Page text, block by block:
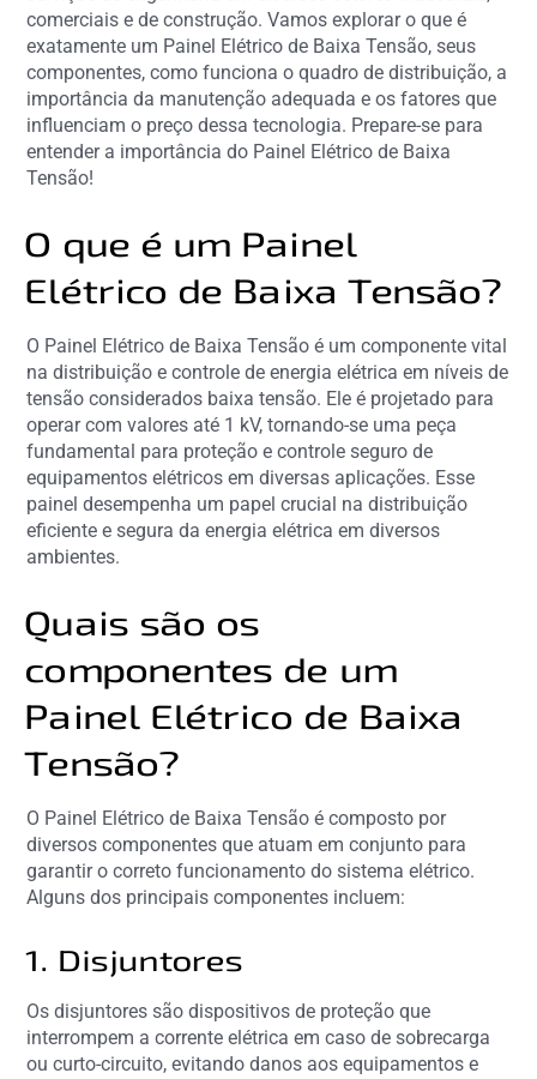
comerciais e de construção. Vamos explorar o que é
exatamente um Painel Elétrico de Baixa Tensão, seus
componentes, como funciona o quadro de distribuição, a
importância da manutenção adequada e os fatores que
influenciam o preço dessa tecnologia. Prepare-se para
entender a importância do Painel Elétrico de Baixa
Tensão!
O que é um Painel
Elétrico de Baixa Tensão?
O Painel Elétrico de Baixa Tensão é um componente vital
na distribuição e controle de energia elétrica em níveis de
tensão considerados baixa tensão. Ele é projetado para
operar com valores até 1 kV, tornando-se uma peça
fundamental para proteção e controle seguro de
equipamentos elétricos em diversas aplicações. Esse
painel desempenha um papel crucial na distribuição
eficiente e segura da energia elétrica em diversos
ambientes.
Quais são os
componentes de um
Painel Elétrico de Baixa
Tensão?
O Painel Elétrico de Baixa Tensão é composto por
diversos componentes que atuam em conjunto para
garantir o correto funcionamento do sistema elétrico.
Alguns dos principais componentes incluem:
1. Disjuntores
Os disjuntores são dispositivos de proteção que
interrompem a corrente elétrica em caso de sobrecarga
ou curto-circuito, evitando danos aos equipamentos e